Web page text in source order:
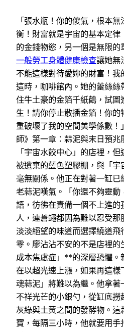
「張水瓶！你的傻氣，根本
衡！財富就是宇宙的基本定
的金錢物慾，另一個是無限的
一般勞工身體健康檢查讓她無
不能這樣對待愛妳的財富！我
這時，咖啡館內。她的蕾絲
住牛土豪的金箔千紙鶴，試圖
生！請你停止散播金箔！你的
重破壞了我的空間美學係數
師》第一章：蒜泥與末日預
「宇宙水餃中心」的店裡，
被遺棄的藍色塑膠棚，與「宇
毫無關係。他正在對著一缸
老蒜泥嘆氣。「你還不夠靈動
語，彷彿在責備一個不上進的
人，連蒼蠅都因為難以忍受
淡淡絕望的味道而選擇繞道飛
零。廖沾沾不安的不是店裡
成本焦慮症」**的深層恐懼。
在以超光速上漲，如果再這樣
魂蒜泥」將難以為繼。他拿
不祥光芒的小銀勺，從缸底
灰綠與土黃之間的發酵物。
寶，每隔三小時，他就要用